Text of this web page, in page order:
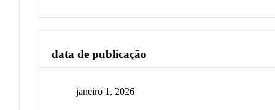
data de publicação
janeiro 1, 2026